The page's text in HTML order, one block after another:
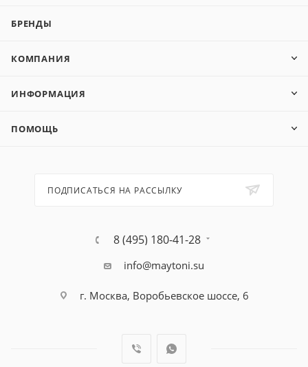
БРЕНДЫ
КОМПАНИЯ
ИНФОРМАЦИЯ
ПОМОЩЬ
ПОДПИСАТЬСЯ НА РАССЫЛКУ
8 (495) 180-41-28
info@maytoni.su
г. Москва, Воробьевское шоссе, 6